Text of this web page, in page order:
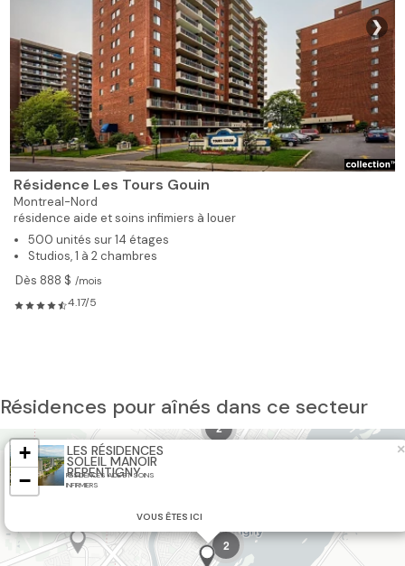
❯
Résidence Les Tours Gouin
Montreal-Nord
résidence aide et soins infimiers à louer
500 unités sur 14 étages
Studios, 1 à 2 chambres
Dès 888 $ /mois
4.17/5
Résidences pour aînés dans ce secteur
2
2
LES RÉSIDENCES
SOLEIL MANOIR
REPENTIGNY
RÉSIDENCES AIDE ET SOINS
INFIRMIERS
VOUS ÊTES ICI
×
+
−